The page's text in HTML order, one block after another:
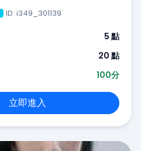
ID: i349_301139
5 點
20 點
100分
立即進入